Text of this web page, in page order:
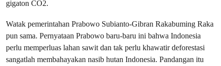
gigaton CO2.
Watak pemerintahan Prabowo Subianto-Gibran Rakabuming Raka
pun sama. Pernyataan Prabowo baru-baru ini bahwa Indonesia
perlu memperluas lahan sawit dan tak perlu khawatir deforestasi
sangatlah membahayakan nasib hutan Indonesia. Pandangan itu